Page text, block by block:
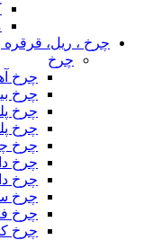
چرخ ، ریل، قرقره
چرخ
چرخ
چرخ
چرخ
چرخ
چرخ
چرخ
چرخ
چرخ
چرخ
چرخ